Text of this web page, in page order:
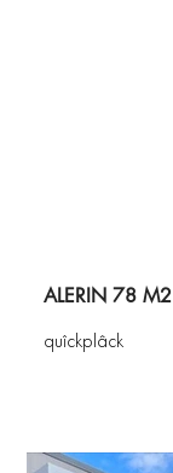
ALERIN 78 M2
quîckplâck